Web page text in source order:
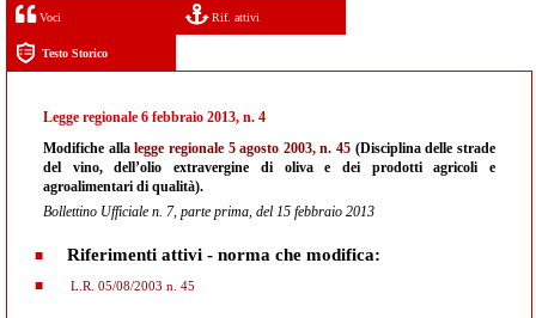
Voci Rif. attivi
Testo Storico
Legge regionale 6 febbraio 2013, n. 4
Modifiche allalegge regionale 5 agosto 2003, n. 45 (Disciplina delle strade
del vino, dell’olio extravergine di oliva e dei prodotti agricoli e
agroalimentari di qualità).
Bollettino Ufficiale n. 7, parte prima, del 15 febbraio 2013
Riferimenti attivi - norma che modifica:
L.R. 05/08/2003 n. 45